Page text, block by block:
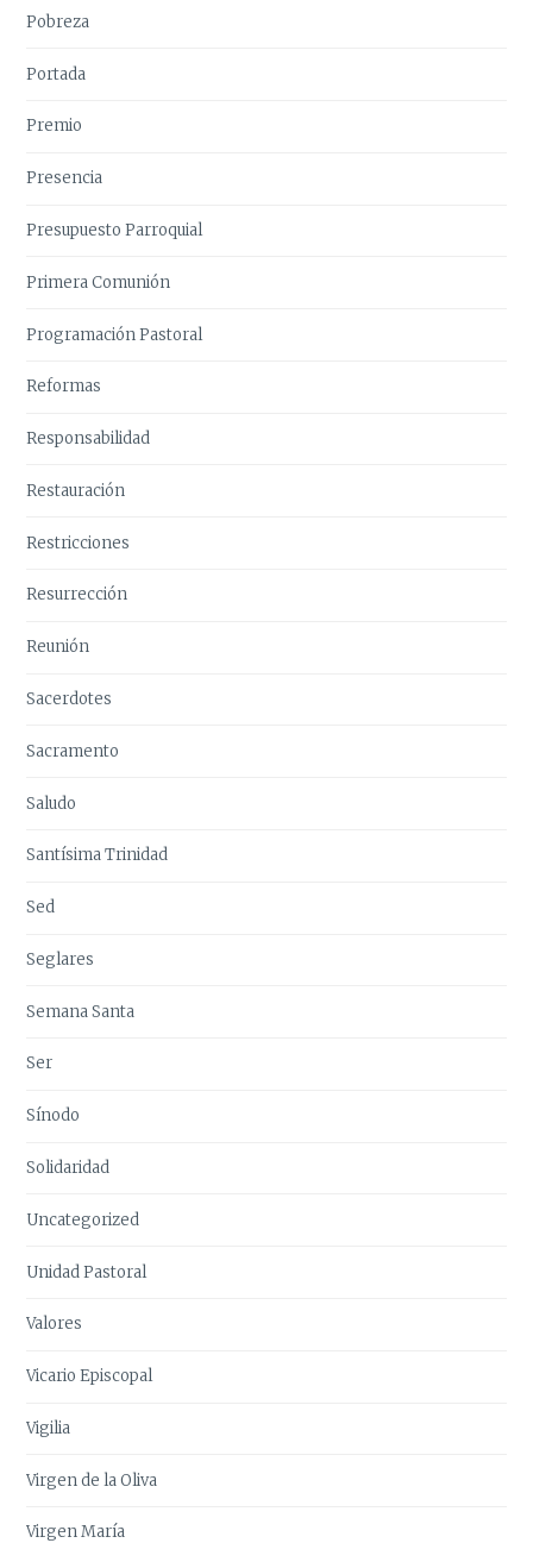
Pobreza
Portada
Premio
Presencia
Presupuesto Parroquial
Primera Comunión
Programación Pastoral
Reformas
Responsabilidad
Restauración
Restricciones
Resurrección
Reunión
Sacerdotes
Sacramento
Saludo
Santísima Trinidad
Sed
Seglares
Semana Santa
Ser
Sínodo
Solidaridad
Uncategorized
Unidad Pastoral
Valores
Vicario Episcopal
Vigilia
Virgen de la Oliva
Virgen María